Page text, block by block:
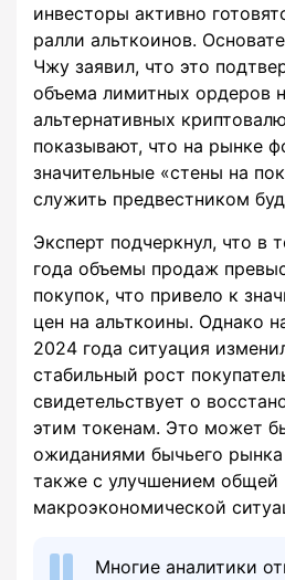
инвесторы активно
ралли альткоинов.
Чжу заявил, что это
объема лимитных ордеров
альтернативных
показывают, что на рынке
значительные «стены на
служить предвестником
Эксперт подчеркнул, что в
года объемы продаж
покупок, что привело к
цен на альткоины. Однако
2024 года ситуация
стабильный рост
свидетельствует о
этим токенам. Это может
ожиданиями бычьего рынка
также с улучшением общей
макроэкономической
Многие аналитики